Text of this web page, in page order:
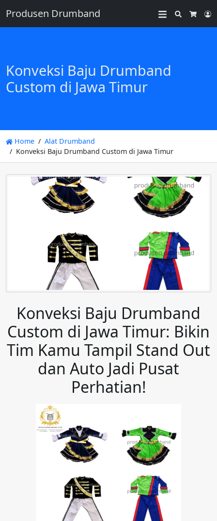
Produsen Drumband
Search
Konveksi Baju Drumband
Custom di Jawa Timur
Home
Alat Drumband
Konveksi Baju Drumband Custom di Jawa Timur
Konveksi Baju Drumband
Custom di Jawa Timur: Bikin
Tim Kamu Tampil Stand Out
dan Auto Jadi Pusat
Perhatian!